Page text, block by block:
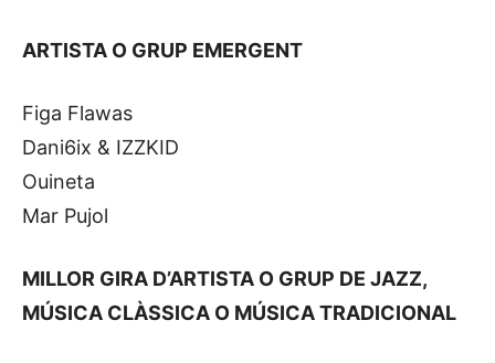
ARTISTA O GRUP EMERGENT
Figa Flawas
Dani6ix & IZZKID
Ouineta
Mar Pujol
MILLOR GIRA D’ARTISTA O GRUP DE JAZZ,
MÚSICA CLÀSSICA O MÚSICA TRADICIONAL